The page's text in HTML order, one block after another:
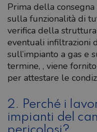
Prima della
sulla funzionalità di
verifica della
eventuali infiltrazioni
sull’impianto a gas e
termine, , viene
per attestare le
2. Perché i
impianti del